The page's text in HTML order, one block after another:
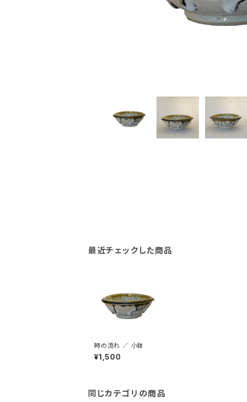
最近チェックした商品
時の流れ ／ 小鉢
¥1,500
同じカテゴリの商品